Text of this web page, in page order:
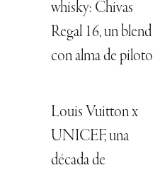
whisky: Chivas
Regal 16, un blend
con alma de piloto
Louis Vuitton x
UNICEF, una
década de